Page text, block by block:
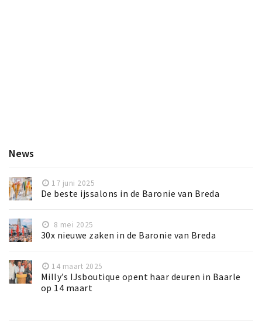
News
17 juni 2025
De beste ijssalons in de Baronie van Breda
8 mei 2025
30x nieuwe zaken in de Baronie van Breda
14 maart 2025
Milly’s IJsboutique opent haar deuren in Baarle
op 14 maart